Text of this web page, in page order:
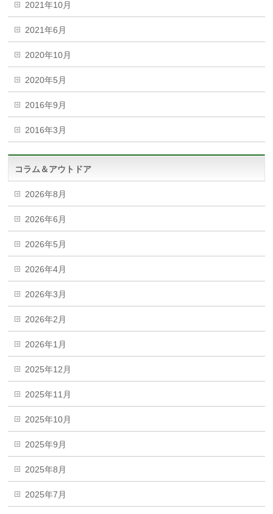
2021年10月
2021年6月
2020年10月
2020年5月
2016年9月
2016年3月
コラム＆アウトドア
2026年8月
2026年6月
2026年5月
2026年4月
2026年3月
2026年2月
2026年1月
2025年12月
2025年11月
2025年10月
2025年9月
2025年8月
2025年7月